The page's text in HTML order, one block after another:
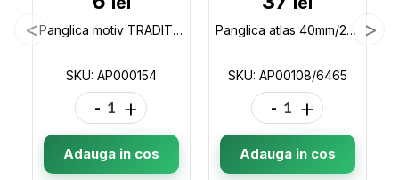
Panglica motiv TRADITIONAL(flori)(25mm)23m AP000154
SKU: AP000154
- +
Adauga in cos
Panglica atlas 40mm/23m AP00108/6465
SKU: AP00108/6465
- +
Adauga in cos